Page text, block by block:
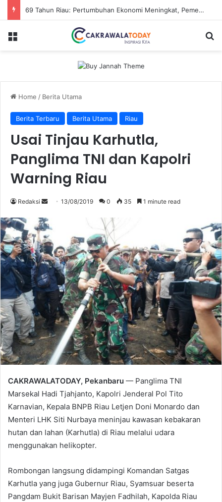
69 Tahun Riau: Pertumbuhan Ekonomi Meningkat, Pemerataan jadi Tantangan
Menu
Home / Berita Utama
Berita Terbaru Berita Utama Riau
Usai Tinjau Karhutla,
Panglima TNI dan Kapolri
Warning Riau
Redaksi
Send
email
13/08/2019 0 35 1 minute read
CAKRAWALATODAY, Pekanbaru — Panglima TNI
Marsekal Hadi Tjahjanto, Kapolri Jenderal Pol Tito
Karnavian, Kepala BNPB Riau Letjen Doni Monardo dan
Menteri LHK Siti Nurbaya meninjau kawasan kebakaran
hutan dan lahan (Karhutla) di Riau melalui udara
menggunakan helikopter.
Rombongan langsung didampingi Komandan Satgas
Karhutla yang juga Gubernur Riau, Syamsuar beserta
Pangdam Bukit Barisan Mayjen Fadhilah, Kapolda Riau